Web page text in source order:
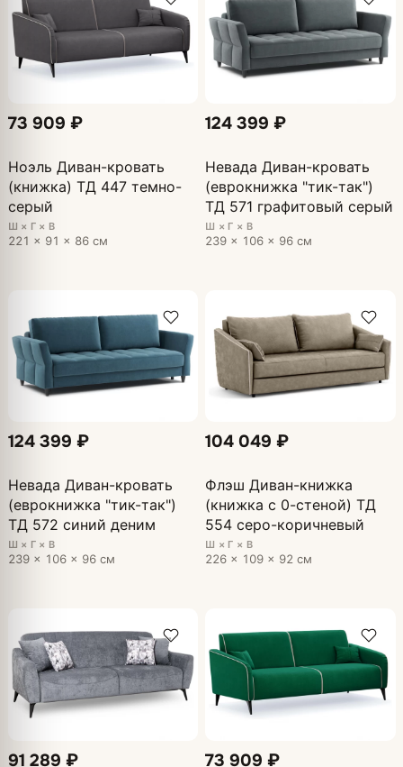
73 909 ₽
Ноэль Диван-кровать
(книжка) ТД 447 темно-
серый
Ш × Г × В
221 × 91 × 86 см
124 399 ₽
Невада Диван-кровать
(еврокнижка "тик-так")
ТД 571 графитовый серый
Ш × Г × В
239 × 106 × 96 см
124 399 ₽
Невада Диван-кровать
(еврокнижка "тик-так")
ТД 572 синий деним
Ш × Г × В
239 × 106 × 96 см
104 049 ₽
Флэш Диван-книжка
(книжка с 0-стеной) ТД
554 серо-коричневый
Ш × Г × В
226 × 109 × 92 см
91 289 ₽ 73 909 ₽